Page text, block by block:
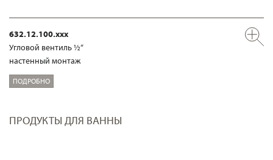
632.12.100.xxx
Угловой вентиль ½“
настенный монтаж
ПОДРОБНО
ПРОДУКТЫ ДЛЯ ВАННЫ